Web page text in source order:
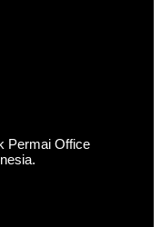
Permai Office